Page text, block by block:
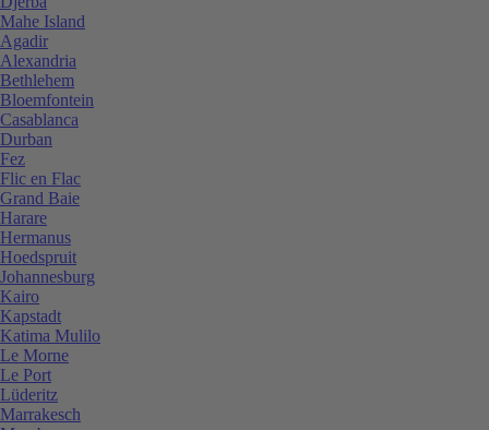
Mahe Island
Agadir
Alexandria
Bethlehem
Bloemfontein
Casablanca
Durban
Fez
Flic en Flac
Grand Baie
Harare
Hermanus
Hoedspruit
Johannesburg
Kairo
Kapstadt
Katima Mulilo
Le Morne
Le Port
Lüderitz
Marrakesch